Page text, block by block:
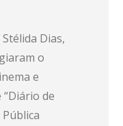
Dias,
o
e
de